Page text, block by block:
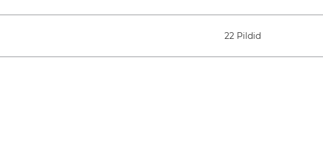
22 Pildid